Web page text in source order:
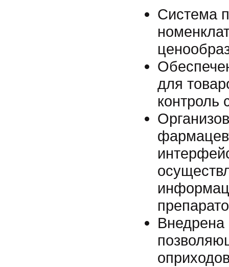
Система
для
контроль
Внедрена